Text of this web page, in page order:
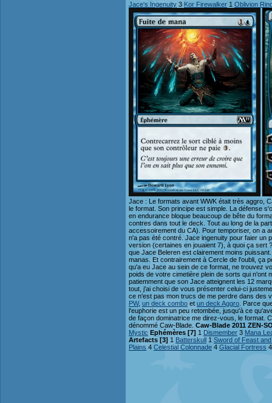
Jace's Ingenuity 3 Kor Firewalker 1 Oblivion
Jace : Le formats avant WWK était très aggro,
le format. Son principe est simple. La défense
en endurance bloque beaucoup de bête du
contres dans tout le deck. Tout au long de la
accessoirement du CA). Pour temporiser, on a
n'a pas été contré. Jace ingenuity pour faier un
version (certaines en jouaient 7), à quoi ça sert
que Jace Beleren est clairement moins
manas. Et contrairement à Cercle de l'oubli, ça
qu'a eu Jace au sein de ce format, ne trouvez
poids de votre cimetière plein de sorts qui n'ont
patiemment que son Jace atteignent les 12
tout, j'ai choisi de vous présenter celui-ci
ce n'est pas mon trucs de me perdre dans des
PW, un deck combo et un deck Aggro . Parce
l'euphorie est un peu retombée, jusqu'à ce
de façon dominatrice me direz-vous, le format.
dénommé Caw-Blade. Caw-Blade 2011 ZEN-
Mystic Ephémères [7] 1 Dismember 3 Mana
Artefacts [3] 1 Batterskull 1 Sword of Feast
Plains 4 Celestial Colonnade 4 Glacial Fortress